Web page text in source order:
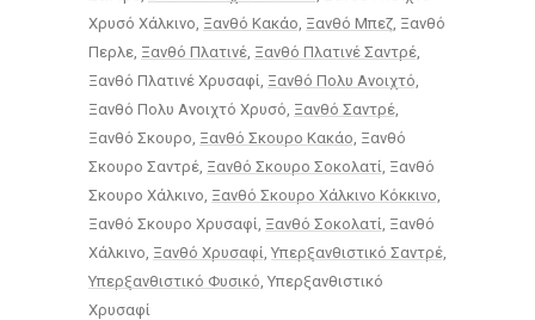
Χρυσό Χάλκινο Ξανθό Κακάο Ξανθό Μπεζ Ξανθό
Περλε Ξανθό Πλατινέ Ξανθό Πλατινέ Σαντρέ
Ξανθό Πλατινέ Χρυσαφί Ξανθό Πολυ Ανοιχτό
Ξανθό Πολυ Ανοιχτό Χρυσό Ξανθό Σαντρέ
Ξανθό Σκουρο Ξανθό Σκουρο Κακάο Ξανθό
Σκουρο Σαντρέ Ξανθό Σκουρο Σοκολατί Ξανθό
Σκουρο Χάλκινο Ξανθό Σκουρο Χάλκινο Κόκκινο
Ξανθό Σκουρο Χρυσαφί Ξανθό Σοκολατί Ξανθό
Χάλκινο Ξανθό Χρυσαφί Υπερξανθιστικό Σαντρέ
Υπερξανθιστικό Φυσικό Υπερξανθιστικό
Χρυσαφί